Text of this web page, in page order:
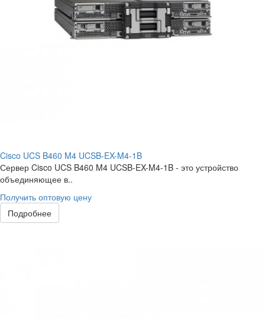
Cisco UCS B460 M4 UCSB-EX-M4-1B
Сервер Cisco UCS B460 M4 UCSB-EX-M4-1B - это устройство
объединяющее в..
Получить оптовую цену
Подробнее